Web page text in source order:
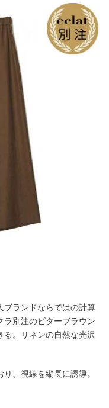
ブランドならではの計算
ラ別注のビターブラウン
る。リネンの自然な光沢
、視線を縦長に誘導。